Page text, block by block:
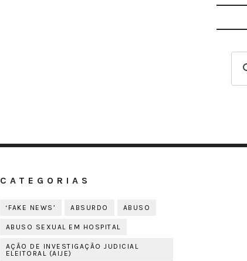
CATEGORIAS
‘FAKE NEWS’ ABSURDO ABUSO
ABUSO SEXUAL EM HOSPITAL
AÇÃO DE INVESTIGAÇÃO JUDICIAL
ELEITORAL (AIJE)